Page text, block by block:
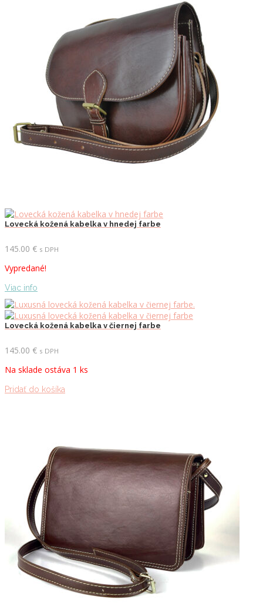
Lovecká kožená kabelka v hnedej farbe
145.00 € s DPH
Vypredané!
Viac info
Lovecká kožená kabelka v čiernej farbe
145.00 € s DPH
Na sklade ostáva 1 ks
Pridať do košíka